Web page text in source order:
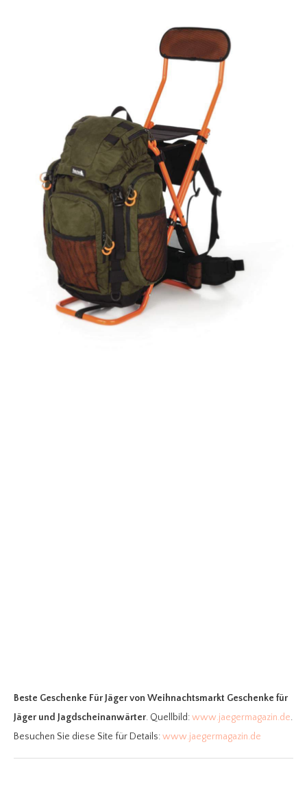
Beste Geschenke Für Jägervon Weihnachtsmarkt Geschenke für
Jäger und Jagdscheinanwärter. Quellbild:www.jaegermagazin.de.
Besuchen Sie diese Site für Details:www.jaegermagazin.de